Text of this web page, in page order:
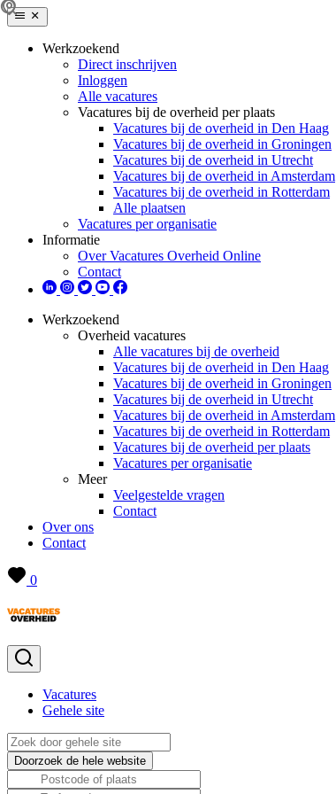
Werkzoekend
Direct inschrijven
Inloggen
Alle vacatures
Vacatures bij de overheid per plaats
Vacatures bij de overheid in Den Haag
Vacatures bij de overheid in Groningen
Vacatures bij de overheid in Utrecht
Vacatures bij de overheid in Amsterdam
Vacatures bij de overheid in Rotterdam
Alle plaatsen
Vacatures per organisatie
Informatie
Over Vacatures Overheid Online
Contact
Werkzoekend
Overheid vacatures
Alle vacatures bij de overheid
Vacatures bij de overheid in Den Haag
Vacatures bij de overheid in Groningen
Vacatures bij de overheid in Utrecht
Vacatures bij de overheid in Amsterdam
Vacatures bij de overheid in Rotterdam
Vacatures bij de overheid per plaats
Vacatures per organisatie
Meer
Veelgestelde vragen
Contact
Over ons
Contact
0
Vacatures
Gehele site